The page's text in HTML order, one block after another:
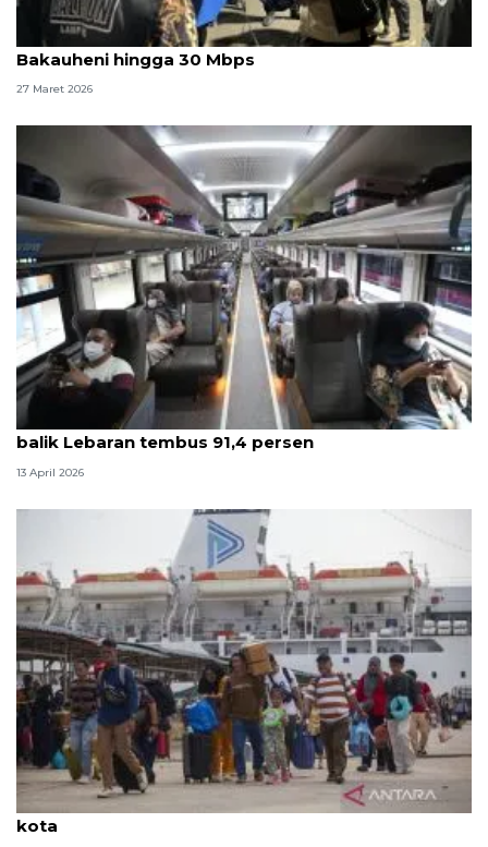
Wamen Komdigi sebut kecepatan internet di
Bakauheni hingga 30 Mbps
27 Maret 2026
Survei ANTARA: Kepuasan pelanggan KAI saat arus
balik Lebaran tembus 91,4 persen
13 April 2026
Arus Balik: Bonus demografi yang terjebak di jalan
kota